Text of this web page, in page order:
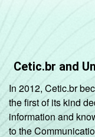
Cetic.br and
In 2012, Cetic.br
the first of its kind
information and
to the